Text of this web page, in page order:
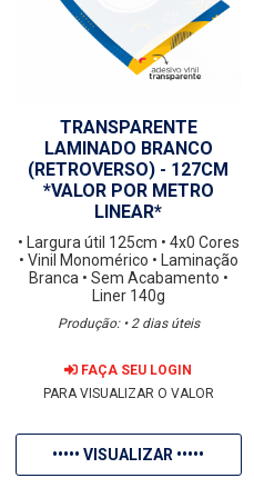
TRANSPARENTE
LAMINADO BRANCO
(RETROVERSO) - 127CM
*VALOR POR METRO
LINEAR*
• Largura útil 125cm • 4x0 Cores
• Vinil Monomérico • Laminação
Branca • Sem Acabamento •
Liner 140g
Produção: • 2 dias úteis
FAÇA SEU LOGIN
PARA VISUALIZAR O VALOR
••••• VISUALIZAR •••••